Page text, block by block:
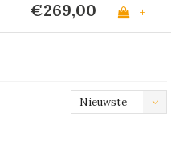
€269,00 +
Nieuwste